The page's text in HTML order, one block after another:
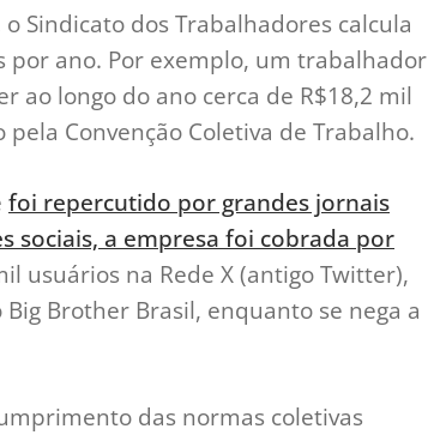
Sindicato dos Trabalhadores calcula
por ano. Por exemplo, um trabalhador
ao longo do ano cerca de R$18,2 mil
Convenção Coletiva de Trabalho.
foi repercutido por grandes jornais
sociais, a empresa foi cobrada por
usuários na Rede X (antigo Twitter),
Brother Brasil, enquanto se nega a
das normas coletivas